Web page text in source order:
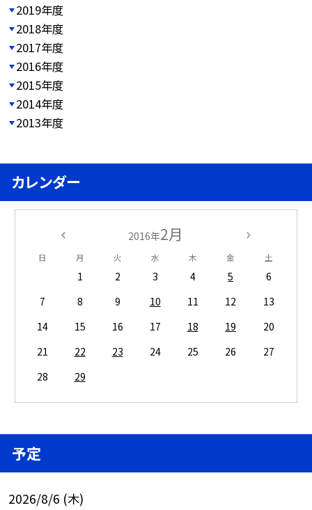
2019年度
2018年度
2017年度
2016年度
2015年度
2014年度
2013年度
カレンダー
2016年2月
日 月 火 水 木 金 土
1 2 3 4 5
6
7
8 9 10 11 12
13
14
15 16 17 18 19
20
21
22 23 24 25 26
27
28
29
予定
2026/8/6 (木)